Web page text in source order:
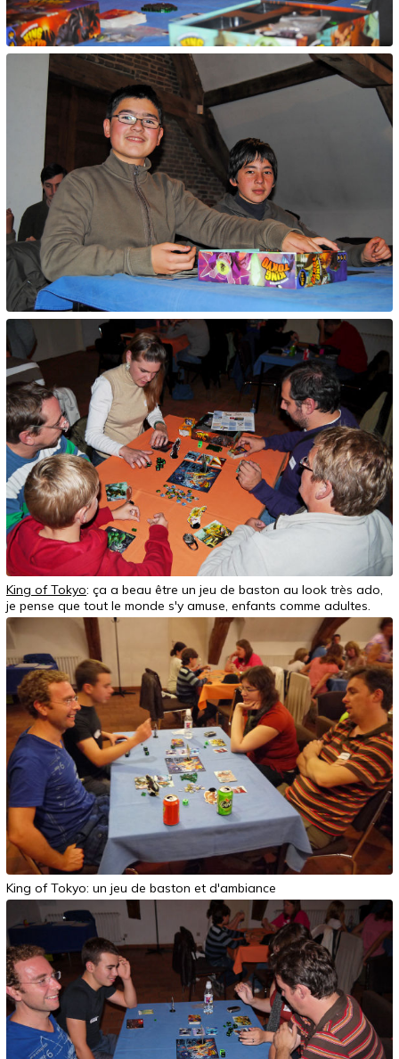
King of Tokyo: ça a beau être un jeu de baston au look très ado,
je pense que tout le monde s'y amuse, enfants comme adultes.
King of Tokyo: un jeu de baston et d'ambiance